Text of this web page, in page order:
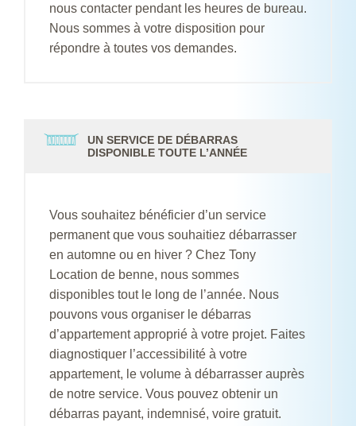
nous contacter pendant les heures de bureau.
Nous sommes à votre disposition pour
répondre à toutes vos demandes.
UN SERVICE DE DÉBARRAS
DISPONIBLE TOUTE L’ANNÉE
Vous souhaitez bénéficier d’un service
permanent que vous souhaitiez débarrasser
en automne ou en hiver ? Chez Tony
Location de benne, nous sommes
disponibles tout le long de l’année. Nous
pouvons vous organiser le débarras
d’appartement approprié à votre projet. Faites
diagnostiquer l’accessibilité à votre
appartement, le volume à débarrasser auprès
de notre service. Vous pouvez obtenir un
débarras payant, indemnisé, voire gratuit.